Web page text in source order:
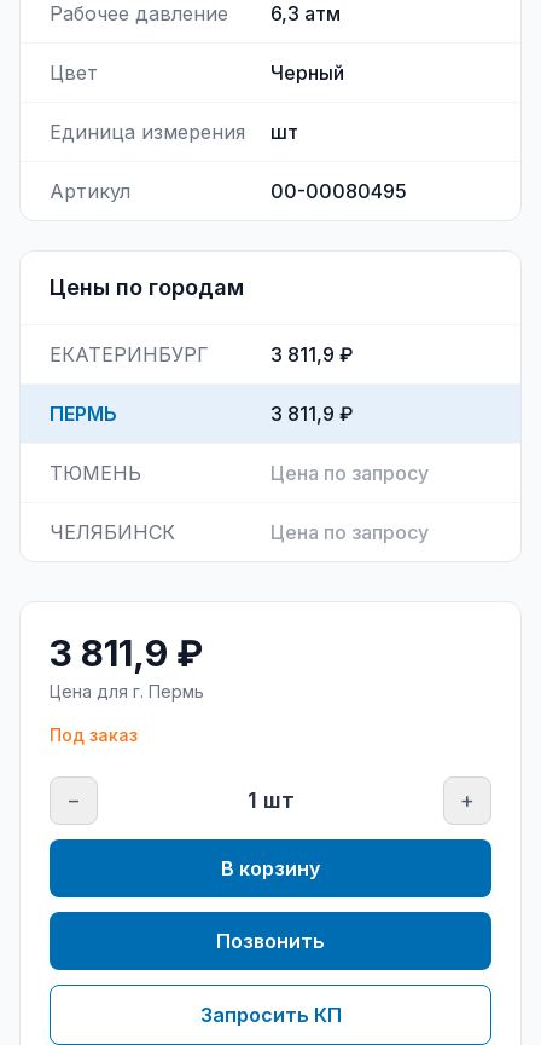
Рабочее давление 6,3 атм
Цвет Черный
Единица измерения шт
Артикул 00-00080495
Цены по городам
ЕКАТЕРИНБУРГ 3 811,9 ₽
ПЕРМЬ 3 811,9 ₽
ТЮМЕНЬ Цена по запросу
ЧЕЛЯБИНСК Цена по запросу
3 811,9 ₽
Цена для г. Пермь
Под заказ
− 1 шт +
В корзину
Позвонить
Запросить КП